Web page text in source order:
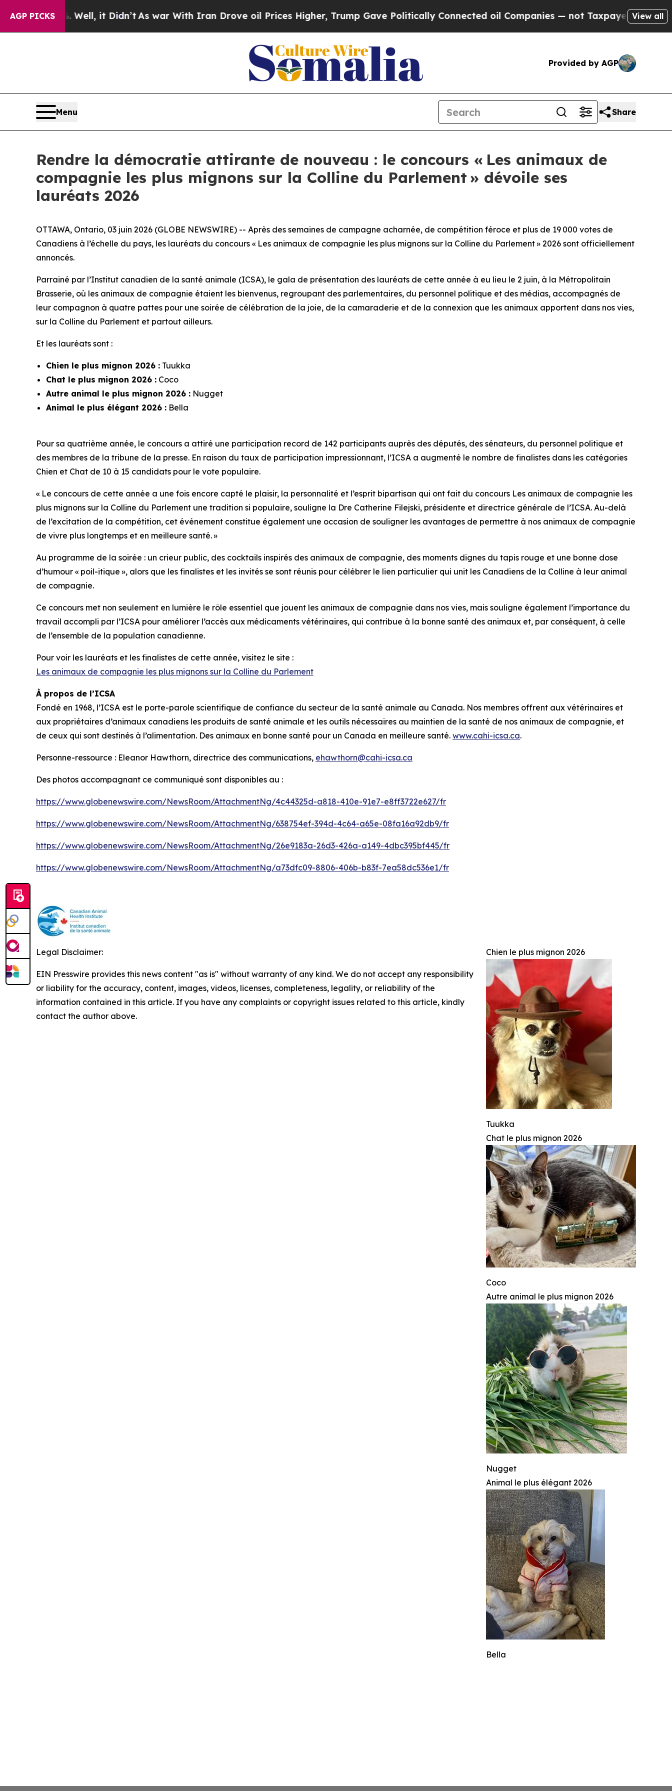
AGP PICKS
Well, it Didn’t As war With Iran Drove oil Prices Higher, Trump Gave Politically Connected oil Companies — not Taxpayers — the Chance toView all
Provided by AGP
Menu Share
Rendre la démocratie attirante de nouveau : le concours « Les animaux de
compagnie les plus mignons sur la Colline du Parlement » dévoile ses
lauréats 2026
OTTAWA, Ontario, 03 juin 2026 (GLOBE NEWSWIRE) -- Après des semaines de campagne acharnée, de compétition féroce et plus de 19 000 votes de
Canadiens à l’échelle du pays, les lauréats du concours « Les animaux de compagnie les plus mignons sur la Colline du Parlement » 2026 sont officiellement
annoncés.
Parrainé par l’Institut canadien de la santé animale (ICSA), le gala de présentation des lauréats de cette année à eu lieu le 2 juin, à la Métropolitain
Brasserie, où les animaux de compagnie étaient les bienvenus, regroupant des parlementaires, du personnel politique et des médias, accompagnés de
leur compagnon à quatre pattes pour une soirée de célébration de la joie, de la camaraderie et de la connexion que les animaux apportent dans nos vies,
sur la Colline du Parlement et partout ailleurs.
Et les lauréats sont :
Chien le plus mignon 2026 : Tuukka
Chat le plus mignon 2026 : Coco
Autre animal le plus mignon 2026 : Nugget
Animal le plus élégant 2026 : Bella
Pour sa quatrième année, le concours a attiré une participation record de 142 participants auprès des députés, des sénateurs, du personnel politique et
des membres de la tribune de la presse. En raison du taux de participation impressionnant, l’ICSA a augmenté le nombre de finalistes dans les catégories
Chien et Chat de 10 à 15 candidats pour le vote populaire.
« Le concours de cette année a une fois encore capté le plaisir, la personnalité et l’esprit bipartisan qui ont fait du concours Les animaux de compagnie les
plus mignons sur la Colline du Parlement une tradition si populaire, souligne la Dre Catherine Filejski, présidente et directrice générale de l’ICSA. Au-delà
de l’excitation de la compétition, cet événement constitue également une occasion de souligner les avantages de permettre à nos animaux de compagnie
de vivre plus longtemps et en meilleure santé. »
Au programme de la soirée : un crieur public, des cocktails inspirés des animaux de compagnie, des moments dignes du tapis rouge et une bonne dose
d’humour « poil-itique », alors que les finalistes et les invités se sont réunis pour célébrer le lien particulier qui unit les Canadiens de la Colline à leur animal
de compagnie.
Ce concours met non seulement en lumière le rôle essentiel que jouent les animaux de compagnie dans nos vies, mais souligne également l’importance du
travail accompli par l’ICSA pour améliorer l’accès aux médicaments vétérinaires, qui contribue à la bonne santé des animaux et, par conséquent, à celle
de l’ensemble de la population canadienne.
Pour voir les lauréats et les finalistes de cette année, visitez le site :
Les animaux de compagnie les plus mignons sur la Colline du Parlement
À propos de l’ICSA
Fondé en 1968, l’ICSA est le porte-parole scientifique de confiance du secteur de la santé animale au Canada. Nos membres offrent aux vétérinaires et
aux propriétaires d’animaux canadiens les produits de santé animale et les outils nécessaires au maintien de la santé de nos animaux de compagnie, et
de ceux qui sont destinés à l’alimentation. Des animaux en bonne santé pour un Canada en meilleure santé. www.cahi-icsa.ca.
Personne-ressource : Eleanor Hawthorn, directrice des communications, ehawthorn@cahi-icsa.ca
Des photos accompagnant ce communiqué sont disponibles au :
https://www.globenewswire.com/NewsRoom/AttachmentNg/4c44325d-a818-410e-91e7-e8ff3722e627/fr
https://www.globenewswire.com/NewsRoom/AttachmentNg/638754ef-394d-4c64-a65e-08fa16a92db9/fr
https://www.globenewswire.com/NewsRoom/AttachmentNg/26e9183a-26d3-426a-a149-4dbc395bf445/fr
https://www.globenewswire.com/NewsRoom/AttachmentNg/a73dfc09-8806-406b-b83f-7ea58dc536e1/fr
Chien le plus mignon 2026
Tuukka
Chat le plus mignon 2026
Coco
Autre animal le plus mignon 2026
Nugget
Animal le plus élégant 2026
Bella
Legal Disclaimer:
EIN Presswire provides this news content "as is" without warranty of any kind. We do not accept any responsibility
or liability for the accuracy, content, images, videos, licenses, completeness, legality, or reliability of the
information contained in this article. If you have any complaints or copyright issues related to this article, kindly
contact the author above.